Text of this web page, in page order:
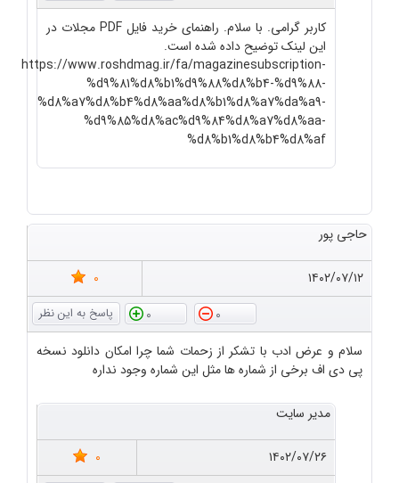
کاربر گرامی. با سلام. راهنمای خرید فایل PDF مجلات در
این لینک توضیح داده شده است.
https://www.roshdmag.ir/fa/magazinesubscription-
%d9%81%d8%b1%d9%88%d8%b4-%d9%88-
%d8%a7%d8%b4%d8%aa%d8%b1%d8%a7%da%a9-
%d9%85%d8%ac%d9%84%d8%a7%d8%aa-
%d8%b1%d8%b4%d8%af
حاجی پور
۱۴۰۲/۰۷/۱۲
0
0
0
سلام و عرض ادب با تشکر از زحمات شما چرا امکان دانلود نسخه
پی دی اف برخی از شماره ها مثل این شماره وجود نداره
مدیر سایت
۱۴۰۲/۰۷/۲۶
0